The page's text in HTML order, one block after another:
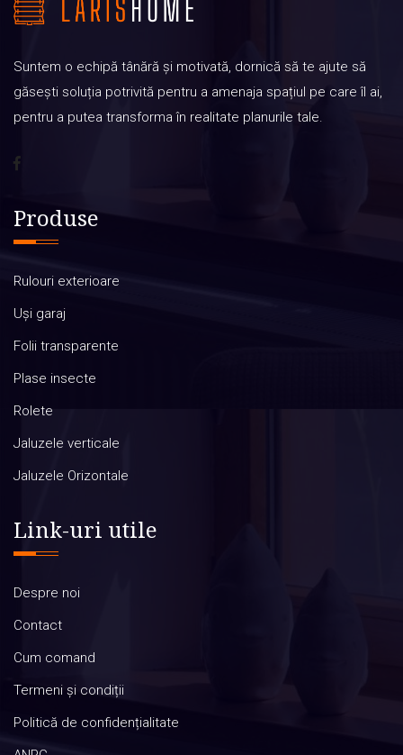
Suntem o echipă tânără și motivată, dornică să te ajute să
găsești soluția potrivită pentru a amenaja spațiul pe care îl ai,
pentru a putea transforma în realitate planurile tale.
Produse
Rulouri exterioare
Uși garaj
Folii transparente
Plase insecte
Rolete
Jaluzele verticale
Jaluzele Orizontale
Link-uri utile
Despre noi
Contact
Cum comand
Termeni și condiții
Politică de confidențialitate